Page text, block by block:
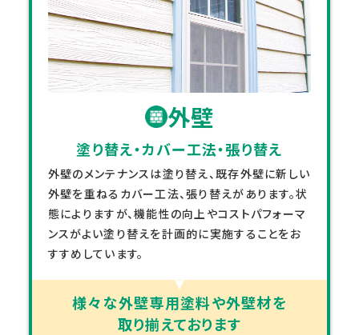
外壁
塗り替え・カバー工法・張り替え
外壁のメンテナンスは塗り替え、既存外壁に新しい
外壁を重ねるカバー工法、張り替えがあります。状
態によりますが、機能性の向上やコストパフォーマ
ンスがよい塗り替えを計画的に実施することをお
すすめしています。
様々な外壁専用塗料や外壁材を
取り揃えております